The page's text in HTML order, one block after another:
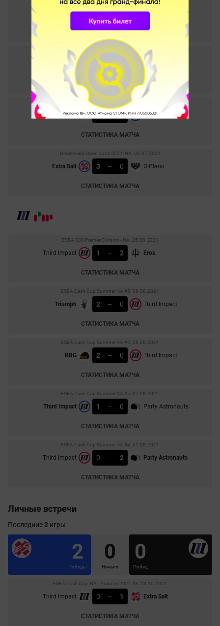
Extra Salt 2 – 0 Recon 5
СТАТИСТИКА МАТЧА
ESEA Cash Cup Summer NA #6. 15.08.2021
Triumph 2 – 1 Extra Salt
СТАТИСТИКА МАТЧА
ESEA Cash Cup Summer NA #6. 14.08.2021
Big Chillin 0 – 1 Extra Salt
СТАТИСТИКА МАТЧА
DreamHack Open June 2021: NA. 03.07.2021
Extra Salt 3 – 0 O Plano
СТАТИСТИКА МАТЧА
ESEA S38 Premier Division - NA. 25.08.2021
Third Impact 1 – 2 Eros
СТАТИСТИКА МАТЧА
ESEA Cash Cup Summer NA #5. 08.08.2021
Triumph 2 – 0 Third Impact
СТАТИСТИКА МАТЧА
ESEA Cash Cup Summer NA #5. 08.08.2021
RBG 2 – 0 Third Impact
СТАТИСТИКА МАТЧА
ESEA Cash Cup Summer NA #5. 07.08.2021
Third Impact 1 – 0 Party Astronauts
СТАТИСТИКА МАТЧА
ESEA Cash Cup Summer NA #4. 01.08.2021
Third Impact 0 – 2 Party Astronauts
СТАТИСТИКА МАТЧА
Личные встречи
Последние2 игры
2
Победы
0
Ничьих
0
Побед
ESEA Cash Cup: NA - Autumn 2021 #3. 23.10.2021
Third Impact 0 – 1 Extra Salt
СТАТИСТИКА МАТЧА